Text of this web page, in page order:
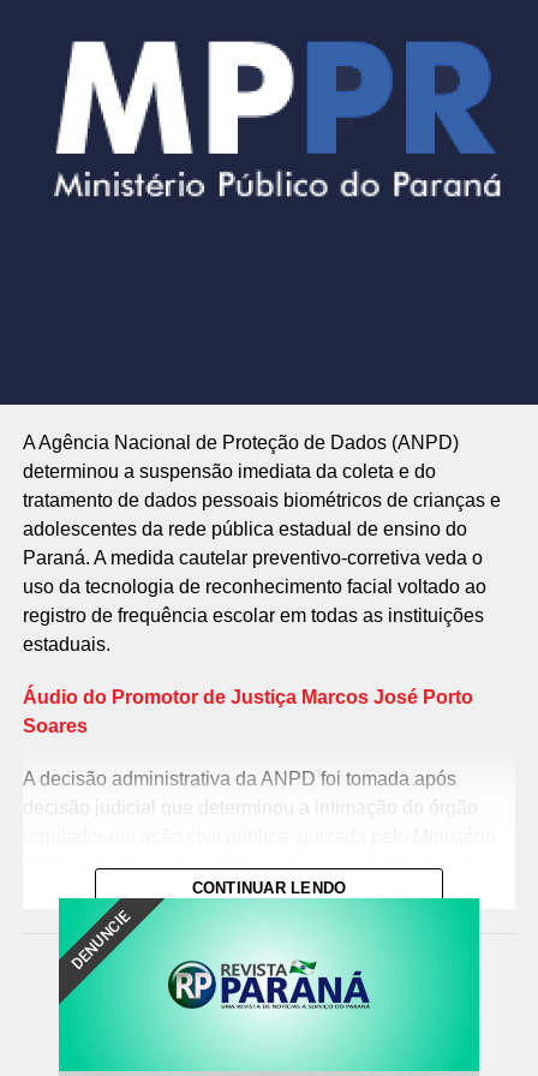
A Agência Nacional de Proteção de Dados (ANPD)
determinou a suspensão imediata da coleta e do
tratamento de dados pessoais biométricos de crianças e
adolescentes da rede pública estadual de ensino do
Paraná. A medida cautelar preventivo-corretiva veda o
uso da tecnologia de reconhecimento facial voltado ao
registro de frequência escolar em todas as instituições
estaduais.
Áudio do Promotor de Justiça Marcos José Porto
Soares
A decisão administrativa da ANPD foi tomada após
decisão judicial que determinou a intimação do órgão
Público do Paraná na 1ª Vara da Fazenda Pública de
Campo Mourão com o objetivo de paralisar a coleta dos
dados biométricos de mais de um milhão de estudantes
no estado.
Andamento judicial– Nos autos da ação civil pública
CONTINUAR LENDO
DENUNCIE